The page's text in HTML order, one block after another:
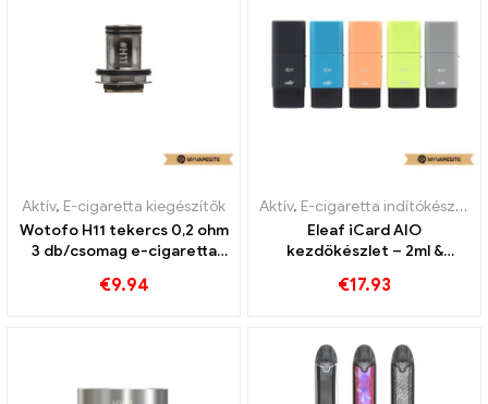
Aktív, E-cigaretta kiegészítők
Wotofo H11 tekercs 0,2 ohm
3 db/csomag e-cigaretta
€9.94
Aktív, E-cigaretta indítókészlet
Eleaf iCard AIO
kezdőkészlet – 2ml &
nagykereskedelem丨Egyedi
€17.93